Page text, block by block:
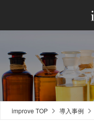
improve TOP 導入事例